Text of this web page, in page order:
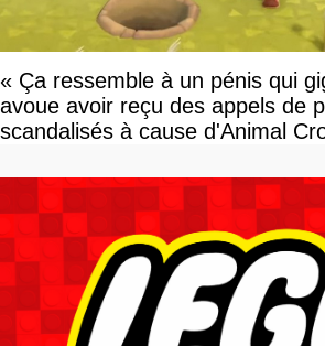
« Ça ressemble à un pénis qui
avoue avoir reçu des appels de
scandalisés à cause d'Animal